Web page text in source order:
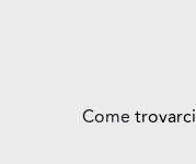
Come trovarci